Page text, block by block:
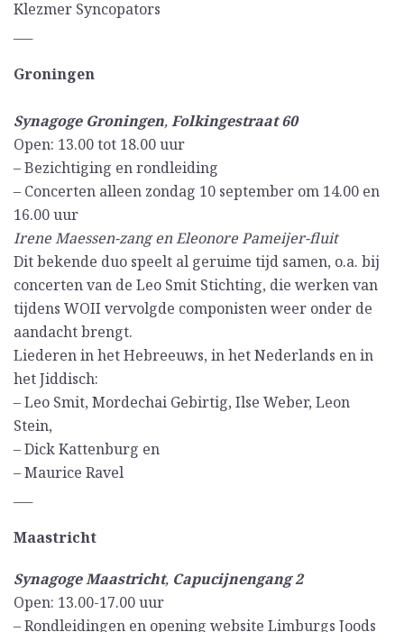
Klezmer Syncopators
Groningen
Synagoge Groningen,Folkingestraat 60
Open: 13.00 tot 18.00 uur
– Bezichtiging en rondleiding
– Concerten alleen zondag 10 september om 14.00 en
16.00 uur
Irene Maessen-zang en Eleonore Pameijer-fluit
Dit bekende duo speelt al geruime tijd samen, o.a. bij
concerten van de Leo Smit Stichting, die werken van
tijdens WOII vervolgde componisten weer onder de
aandacht brengt.
Liederen in het Hebreeuws, in het Nederlands en in
het Jiddisch:
– Leo Smit, Mordechai Gebirtig, Ilse Weber, Leon
Stein,
– Dick Kattenburg en
– Maurice Ravel
Maastricht
Synagoge Maastricht, Capucijnengang 2
Open: 13.00-17.00 uur
– Rondleidingen en opening website Limburgs Joods